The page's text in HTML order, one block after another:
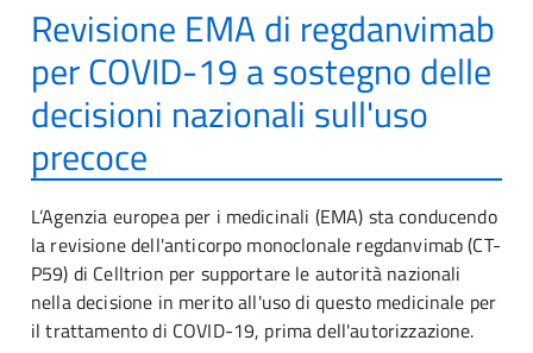
Revisione EMA di regdanvimab
per COVID-19 a sostegno delle
decisioni nazionali sull'uso
precoce
L’Agenzia europea per i medicinali (EMA) sta conducendo
la revisione dell'anticorpo monoclonale regdanvimab (CT-
P59) di Celltrion per supportare le autorità nazionali
nella decisione in merito all'uso di questo medicinale per
il trattamento di COVID-19, prima dell'autorizzazione.